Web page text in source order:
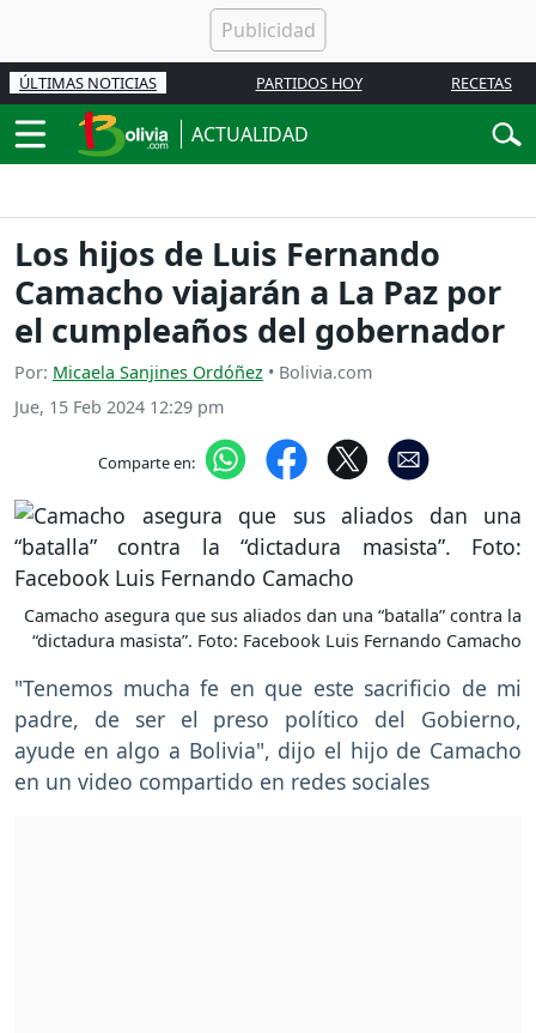
ÚLTIMAS NOTICIAS PARTIDOS HOY RECETAS
ACTUALIDAD
Los hijos de Luis Fernando
Camacho viajarán a La Paz por
el cumpleaños del gobernador
Por: Micaela Sanjines Ordóñez • Bolivia.com
Jue, 15 Feb 2024 12:29 pm
Comparte en:
Camacho asegura que sus aliados dan una “batalla” contra la
“dictadura masista”. Foto: Facebook Luis Fernando Camacho
"Tenemos mucha fe en que este sacrificio de mi
padre, de ser el preso político del Gobierno,
ayude en algo a Bolivia", dijo el hijo de Camacho
en un video compartido en redes sociales